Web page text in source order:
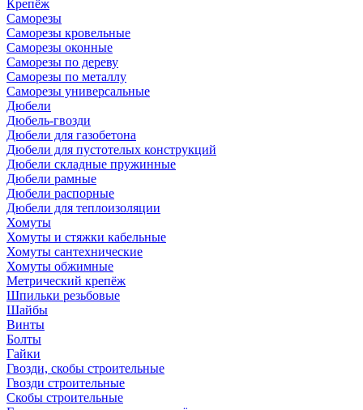
Крепёж
Саморезы
Саморезы кровельные
Саморезы оконные
Саморезы по дереву
Саморезы по металлу
Саморезы универсальные
Дюбели
Дюбель-гвозди
Дюбели для газобетона
Дюбели для пустотелых конструкций
Дюбели складные пружинные
Дюбели рамные
Дюбели распорные
Дюбели для теплоизоляции
Хомуты
Хомуты и стяжки кабельные
Хомуты сантехнические
Хомуты обжимные
Метрический крепёж
Шпильки резьбовые
Шайбы
Винты
Болты
Гайки
Гвозди, скобы строительные
Гвозди строительные
Скобы строительные